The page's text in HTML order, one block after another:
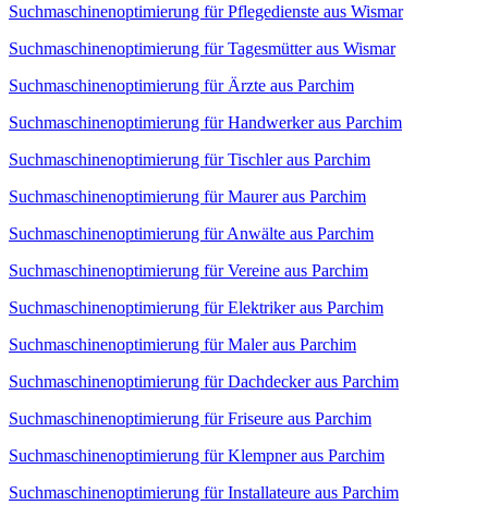
Suchmaschinenoptimierung für Pflegedienste aus Wismar
Suchmaschinenoptimierung für Tagesmütter aus Wismar
Suchmaschinenoptimierung für Ärzte aus Parchim
Suchmaschinenoptimierung für Handwerker aus Parchim
Suchmaschinenoptimierung für Tischler aus Parchim
Suchmaschinenoptimierung für Maurer aus Parchim
Suchmaschinenoptimierung für Anwälte aus Parchim
Suchmaschinenoptimierung für Vereine aus Parchim
Suchmaschinenoptimierung für Elektriker aus Parchim
Suchmaschinenoptimierung für Maler aus Parchim
Suchmaschinenoptimierung für Dachdecker aus Parchim
Suchmaschinenoptimierung für Friseure aus Parchim
Suchmaschinenoptimierung für Klempner aus Parchim
Suchmaschinenoptimierung für Installateure aus Parchim